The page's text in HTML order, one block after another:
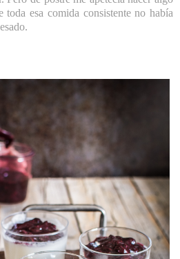
toda esa comida consistente no había